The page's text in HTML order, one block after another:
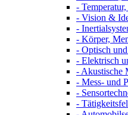
-
- Vision &
-
- Körper,
- Optisch
- Elektrisch
- Akustische
- Mess- und
-
-